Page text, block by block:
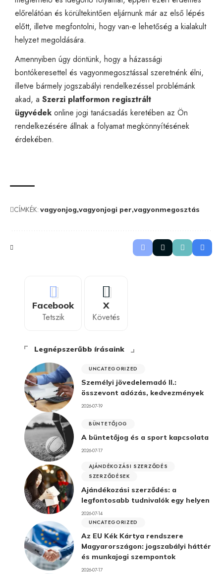
előrelátóan és körültekintően eljárnunk már az első lépés
előtt, illetve megfontolni, hogy van-e lehetőség a kialakult
helyzet megoldására.
Amennyiben úgy döntünk, hogy a házassági
bontókeresettel és vagyonmegosztással szeretnénk élni,
illetve bármely jogszabályi rendelkezéssel problémánk
akad, a Szerzi platformon regisztrált
ügyvédek online jogi tanácsadás keretében az Ön
rendelkezésére állnak a folyamat megkönnyítésének
érdekében.
CÍMKÉK: vagyonjog vagyonjogi per vagyonmegosztás
Facebook
Tetszik
X
Követés
Legnépszerűbb írásaink
UNCATEGORIZED
Személyi jövedelemadó II.:
összevont adózás, kedvezmények
2026-07-19
BÜNTETŐJOG
A büntetőjog és a sport kapcsolata
2026-07-17
AJÁNDÉKOZÁSI SZERZŐDÉS
SZERZŐDÉSEK
Ajándékozási szerződés: a
legfontosabb tudnivalók egy helyen
2026-07-14
UNCATEGORIZED
Az EU Kék Kártya rendszere
Magyarországon: jogszabályi háttér
és munkajogi szempontok
2026-07-17